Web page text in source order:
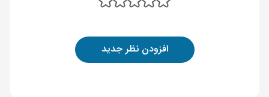
افزودن نظر جدید